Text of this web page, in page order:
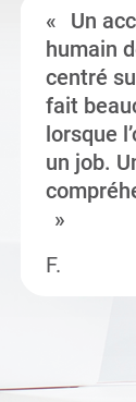
Un
humain
centré
fait
lorsque
un job.
F.